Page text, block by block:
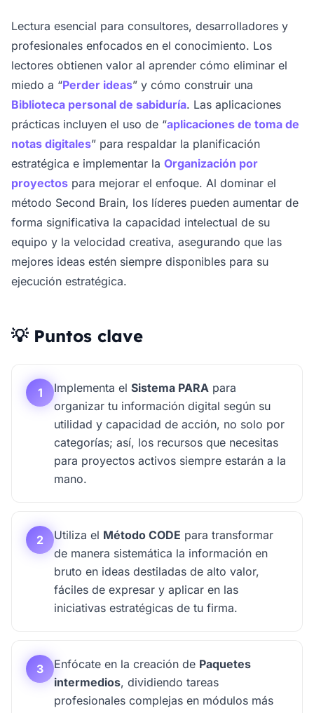
Lectura esencial para consultores, desarrolladores y
profesionales enfocados en el conocimiento. Los
lectores obtienen valor al aprender cómo eliminar el
miedo a “Perder ideas” y cómo construir una
Biblioteca personal de sabiduría. Las aplicaciones
prácticas incluyen el uso de “aplicaciones de toma de
notas digitales” para respaldar la planificación
estratégica e implementar la Organización por
proyectos para mejorar el enfoque. Al dominar el
método Second Brain, los líderes pueden aumentar de
forma significativa la capacidad intelectual de su
equipo y la velocidad creativa, asegurando que las
mejores ideas estén siempre disponibles para su
ejecución estratégica.
💡 Puntos clave
1 Implementa el Sistema PARA para
organizar tu información digital según su
utilidad y capacidad de acción, no solo por
categorías; así, los recursos que necesitas
para proyectos activos siempre estarán a la
mano.
2 Utiliza el Método CODE para transformar
de manera sistemática la información en
bruto en ideas destiladas de alto valor,
fáciles de expresar y aplicar en las
iniciativas estratégicas de tu firma.
3 Enfócate en la creación de Paquetes
intermedios, dividiendo tareas
profesionales complejas en módulos más